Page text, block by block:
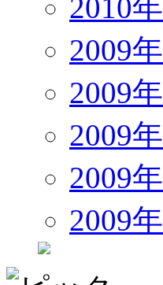
2010
2009
2009
2009
2009
2009